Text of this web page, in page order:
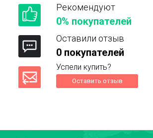
Рекомендуют
0% покупателей
Оставили отзыв
0 покупателей
Успели купить?
Оставить отзыв